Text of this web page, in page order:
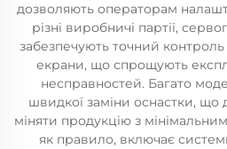
дозволяють операторам
різні виробничі партії,
забезпечують точний
екрани, що спрощують
несправностей. Багато
швидкої заміни оснастки,
міняти продукцію з
як правило, включає